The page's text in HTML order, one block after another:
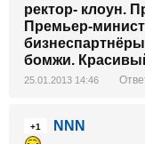
ректор- клоун.
Премьер-
бомжи.
25.01.2013 14:46
+1 NNN